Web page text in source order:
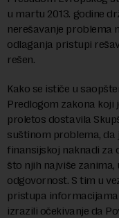
u martu 2013. godine
nerešavanje problema
odlaganja pristupi
rešen.
Kako se ističe u
Predlogom zakona koji
proletos dostavila
suštinom problema, da
finansijskoj naknadi za
što njih najviše
odgovornost. S tim u
pristupa
izrazili očekivanje da